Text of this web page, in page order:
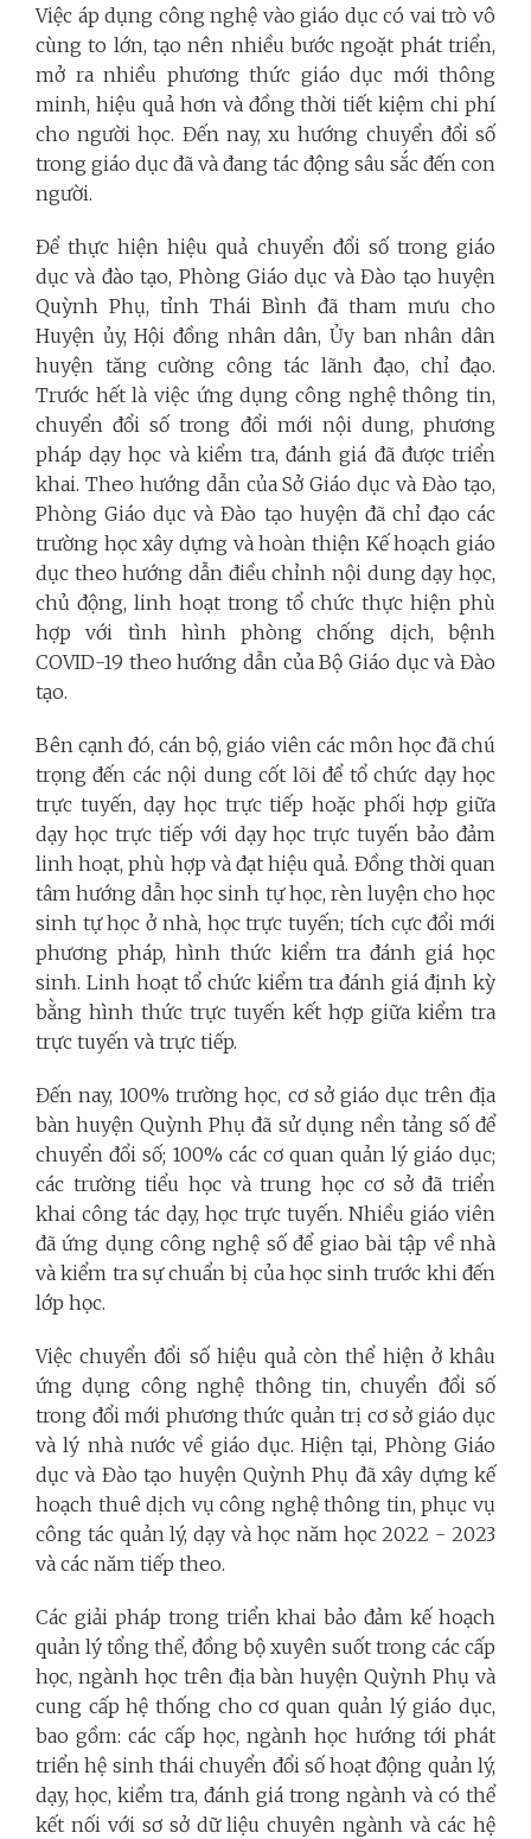
Việc áp dụng công nghệ vào giáo dục có vai trò vô
cùng to lớn, tạo nên nhiều bước ngoặt phát triển,
mở ra nhiều phương thức giáo dục mới thông
minh, hiệu quả hơn và đồng thời tiết kiệm chi phí
cho người học. Đến nay, xu hướng chuyển đổi số
trong giáo dục đã và đang tác động sâu sắc đến con
người.
Để thực hiện hiệu quả chuyển đổi số trong giáo
dục và đào tạo, Phòng Giáo dục và Đào tạo huyện
Quỳnh Phụ, tỉnh Thái Bình đã tham mưu cho
Huyện ủy, Hội đồng nhân dân, Ủy ban nhân dân
huyện tăng cường công tác lãnh đạo, chỉ đạo.
Trước hết là việc ứng dụng công nghệ thông tin,
chuyển đổi số trong đổi mới nội dung, phương
pháp dạy học và kiểm tra, đánh giá đã được triển
khai. Theo hướng dẫn của Sở Giáo dục và Đào tạo,
Phòng Giáo dục và Đào tạo huyện đã chỉ đạo các
trường học xây dựng và hoàn thiện Kế hoạch giáo
dục theo hướng dẫn điều chỉnh nội dung dạy học,
chủ động, linh hoạt trong tổ chức thực hiện phù
hợp với tình hình phòng chống dịch, bệnh
COVID-19 theo hướng dẫn của Bộ Giáo dục và Đào
tạo.
Bên cạnh đó, cán bộ, giáo viên các môn học đã chú
trọng đến các nội dung cốt lõi để tổ chức dạy học
trực tuyến, dạy học trực tiếp hoặc phối hợp giữa
dạy học trực tiếp với dạy học trực tuyến bảo đảm
linh hoạt, phù hợp và đạt hiệu quả. Đồng thời quan
tâm hướng dẫn học sinh tự học, rèn luyện cho học
sinh tự học ở nhà, học trực tuyến; tích cực đổi mới
phương pháp, hình thức kiểm tra đánh giá học
sinh. Linh hoạt tổ chức kiểm tra đánh giá định kỳ
bằng hình thức trực tuyến kết hợp giữa kiểm tra
trực tuyến và trực tiếp.
Đến nay, 100% trường học, cơ sở giáo dục trên địa
bàn huyện Quỳnh Phụ đã sử dụng nền tảng số để
chuyển đổi số; 100% các cơ quan quản lý giáo dục;
các trường tiểu học và trung học cơ sở đã triển
khai công tác dạy, học trực tuyến. Nhiều giáo viên
đã ứng dụng công nghệ số để giao bài tập về nhà
và kiểm tra sự chuẩn bị của học sinh trước khi đến
lớp học.
Việc chuyển đổi số hiệu quả còn thể hiện ở khâu
ứng dụng công nghệ thông tin, chuyển đổi số
trong đổi mới phương thức quản trị cơ sở giáo dục
và lý nhà nước về giáo dục. Hiện tại, Phòng Giáo
dục và Đào tạo huyện Quỳnh Phụ đã xây dựng kế
hoạch thuê dịch vụ công nghệ thông tin, phục vụ
công tác quản lý, dạy và học năm học 2022 - 2023
và các năm tiếp theo.
Các giải pháp trong triển khai bảo đảm kế hoạch
quản lý tổng thể, đồng bộ xuyên suốt trong các cấp
học, ngành học trên địa bàn huyện Quỳnh Phụ và
cung cấp hệ thống cho cơ quan quản lý giáo dục,
bao gồm: các cấp học, ngành học hướng tới phát
triển hệ sinh thái chuyển đổi số hoạt động quản lý,
dạy, học, kiểm tra, đánh giá trong ngành và có thể
kết nối với sơ sở dữ liệu chuyên ngành và các hệ